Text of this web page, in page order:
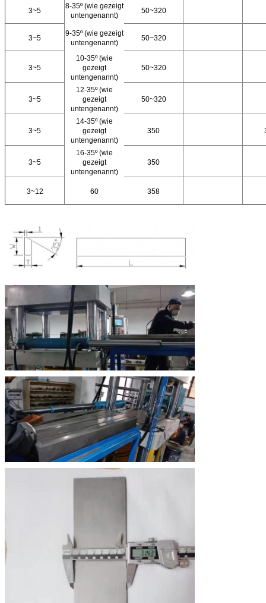
3~5
8-35º (wie gezeigt
untengenannt)
50~320
3~5
9-35º (wie gezeigt
untengenannt)
50~320
3~5
10-35º (wie
gezeigt
untengenannt)
50~320
3~5
12-35º (wie
gezeigt
untengenannt)
50~320
3~5
14-35º (wie
gezeigt
untengenannt)
350
3~5
16-35º (wie
gezeigt
untengenannt)
350
3~12 60 358